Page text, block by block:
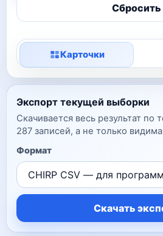
Сбросить
Карточки
Экспорт текущей выборки
Скачивается весь результат по
287 записей, а не только
Формат
Скачать